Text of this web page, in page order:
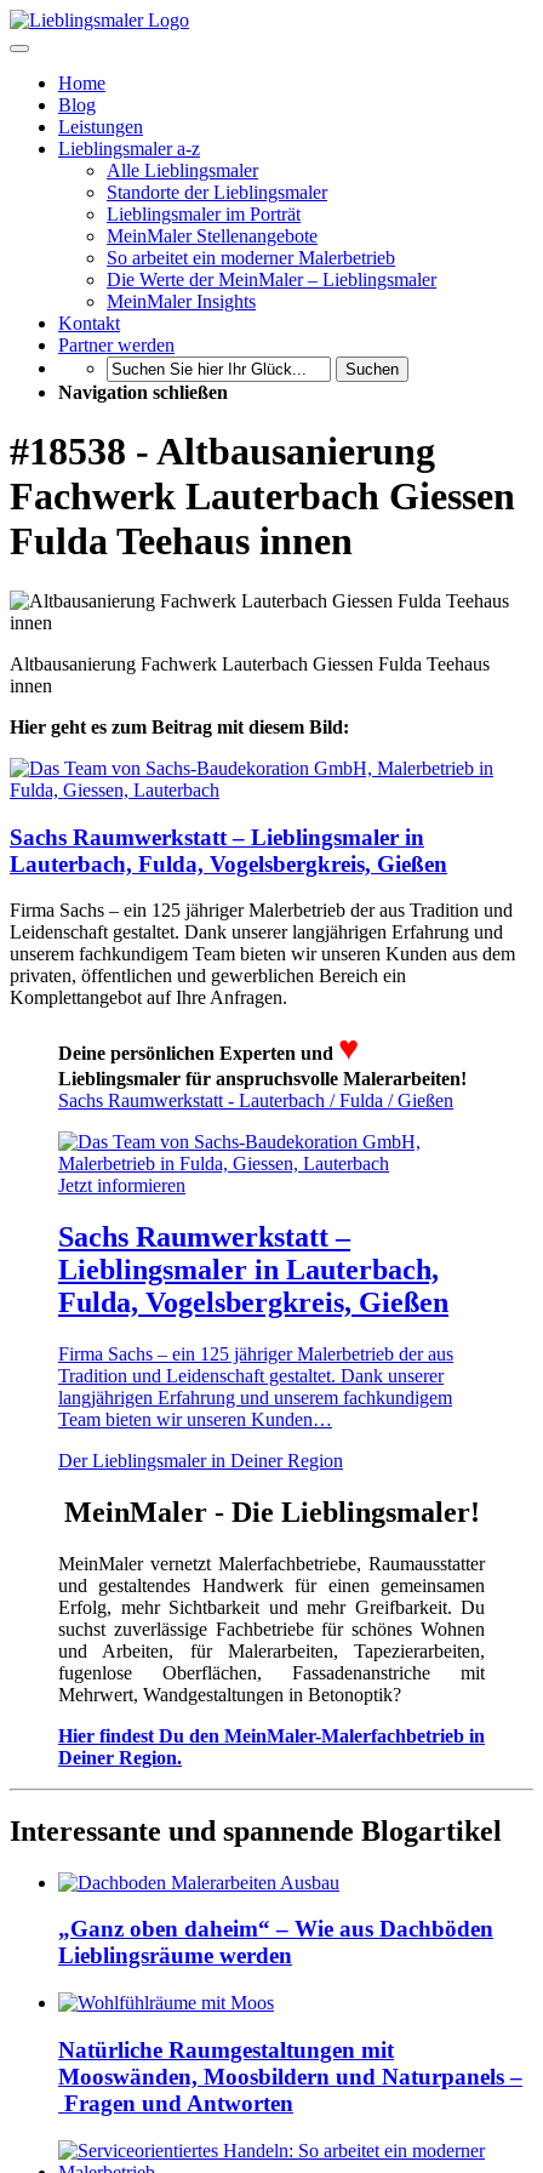
Home
Blog
Leistungen
Lieblingsmaler a-z
Alle Lieblingsmaler
Standorte der Lieblingsmaler
Lieblingsmaler im Porträt
MeinMaler Stellenangebote
So arbeitet ein moderner Malerbetrieb
Die Werte der MeinMaler – Lieblingsmaler
MeinMaler Insights
Kontakt
Partner werden
Suchen
Navigation schließen
#18538 - Altbausanierung
Fachwerk Lauterbach Giessen
Fulda Teehaus innen
Altbausanierung Fachwerk Lauterbach Giessen Fulda Teehaus
innen
Hier geht es zum Beitrag mit diesem Bild:
Sachs Raumwerkstatt – Lieblingsmaler in
Lauterbach, Fulda, Vogelsbergkreis, Gießen
Firma Sachs – ein 125 jähriger Malerbetrieb der aus Tradition und
Leidenschaft gestaltet. Dank unserer langjährigen Erfahrung und
unserem fachkundigem Team bieten wir unseren Kunden aus dem
privaten, öffentlichen und gewerblichen Bereich ein
Komplettangebot auf Ihre Anfragen.
Deine persönlichen Experten und ♥
Lieblingsmaler für anspruchsvolle Malerarbeiten!
Sachs Raumwerkstatt - Lauterbach / Fulda / Gießen
Jetzt informieren
Sachs Raumwerkstatt –
Lieblingsmaler in Lauterbach,
Fulda, Vogelsbergkreis, Gießen
Firma Sachs – ein 125 jähriger Malerbetrieb der aus
Tradition und Leidenschaft gestaltet. Dank unserer
langjährigen Erfahrung und unserem fachkundigem
Team bieten wir unseren Kunden…
Der Lieblingsmaler in Deiner Region
MeinMaler - Die Lieblingsmaler!
MeinMaler vernetzt Malerfachbetriebe, Raumausstatter
und gestaltendes Handwerk für einen gemeinsamen
Erfolg, mehr Sichtbarkeit und mehr Greifbarkeit. Du
suchst zuverlässige Fachbetriebe für schönes Wohnen
und Arbeiten, für Malerarbeiten, Tapezierarbeiten,
fugenlose Oberflächen, Fassadenanstriche mit
Mehrwert, Wandgestaltungen in Betonoptik?
Hier findest Du den MeinMaler-Malerfachbetrieb in
Deiner Region.
Interessante und spannende Blogartikel
„Ganz oben daheim“ – Wie aus Dachböden
Lieblingsräume werden
Natürliche Raumgestaltungen mit
Mooswänden, Moosbildern und Naturpanels –
Fragen und Antworten